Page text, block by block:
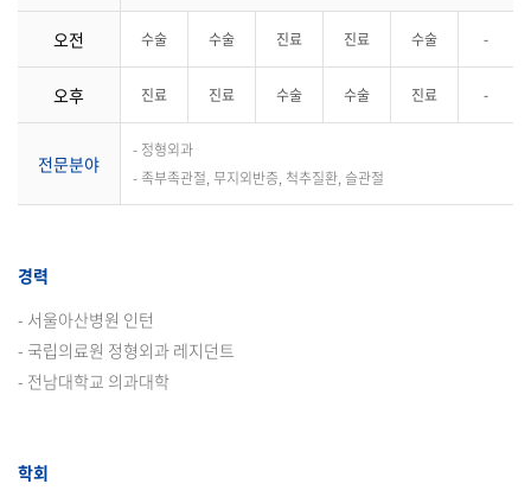
오전 수술 수술 진료 진료 수술 -
오후 진료 진료 수술 수술 진료 -
전문분야
- 정형외과
- 족부족관절, 무지외반증, 척추질환, 슬관절
경력
- 서울아산병원 인턴
- 국립의료원 정형외과 레지던트
- 전남대학교 의과대학
학회